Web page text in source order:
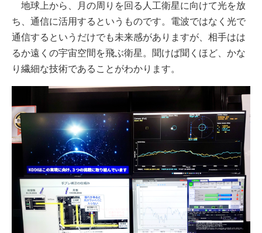
地球上から、月の周りを回る人工衛星に向けて光を放
ち、通信に活用するというものです。電波ではなく光で
通信するというだけでも未来感がありますが、相手はは
るか遠くの宇宙空間を飛ぶ衛星。聞けば聞くほど、かな
り繊細な技術であることがわかります。